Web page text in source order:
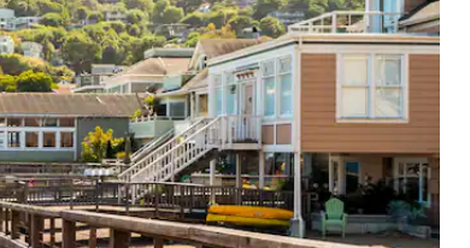
atau teroka dengan sentuhan atau gerak leret.